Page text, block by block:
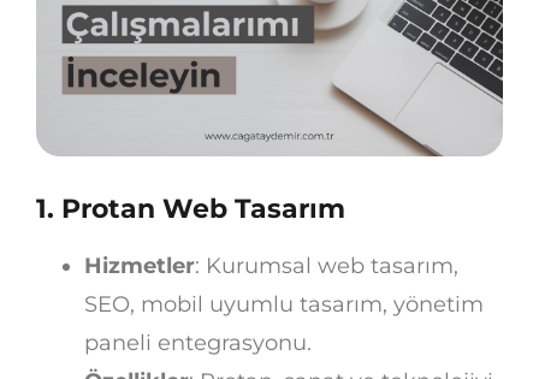
1. Protan Web Tasarım
Hizmetler: Kurumsal web tasarım,
SEO, mobil uyumlu tasarım, yönetim
paneli entegrasyonu.